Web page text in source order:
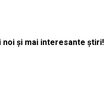
noi și mai interesante știri!